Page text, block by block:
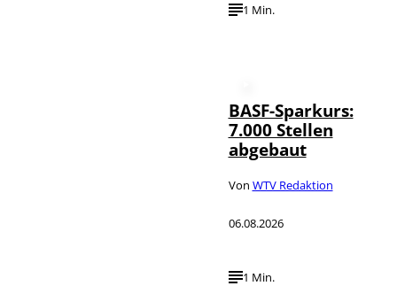
1 Min.
BASF-Sparkurs:
7.000 Stellen
abgebaut
Von WTV Redaktion
06.08.2026
1 Min.